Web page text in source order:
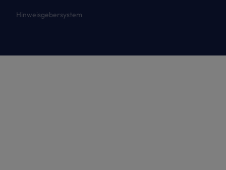
Hinweisgebersystem